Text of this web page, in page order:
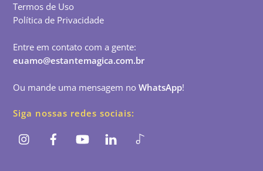
Termos de Uso
Política de Privacidade
Entre em contato com a gente:
euamo@estantemagica.com.br
Ou mande uma mensagem noWhatsApp!
Siga nossas redes sociais: